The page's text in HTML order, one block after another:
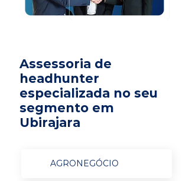
Assessoria de
headhunter
especializada no seu
segmento em
Ubirajara
AGRONEGÓCIO